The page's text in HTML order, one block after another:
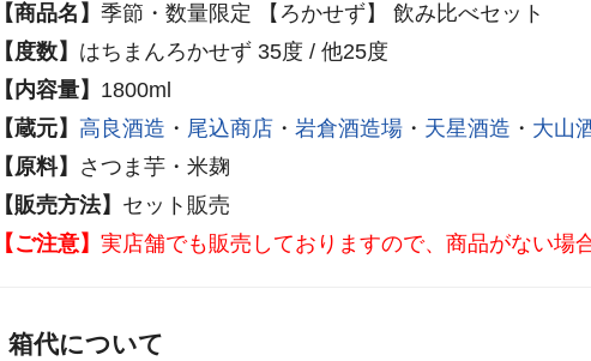
【商品名】 季節・数量限定 【ろかせず】 飲み比べセット
【度数】 はちまんろかせず 35度 / 他25度
【内容量】 1800ml
【蔵元】 高良酒造 ・ 尾込商店 ・ 岩倉酒造場 ・ 天星酒造 ・ 大山
【原料】 さつま芋・米麹
【販売方法】 セット販売
【ご注意】 実店舗でも販売しておりますので、商品がない場
箱代について